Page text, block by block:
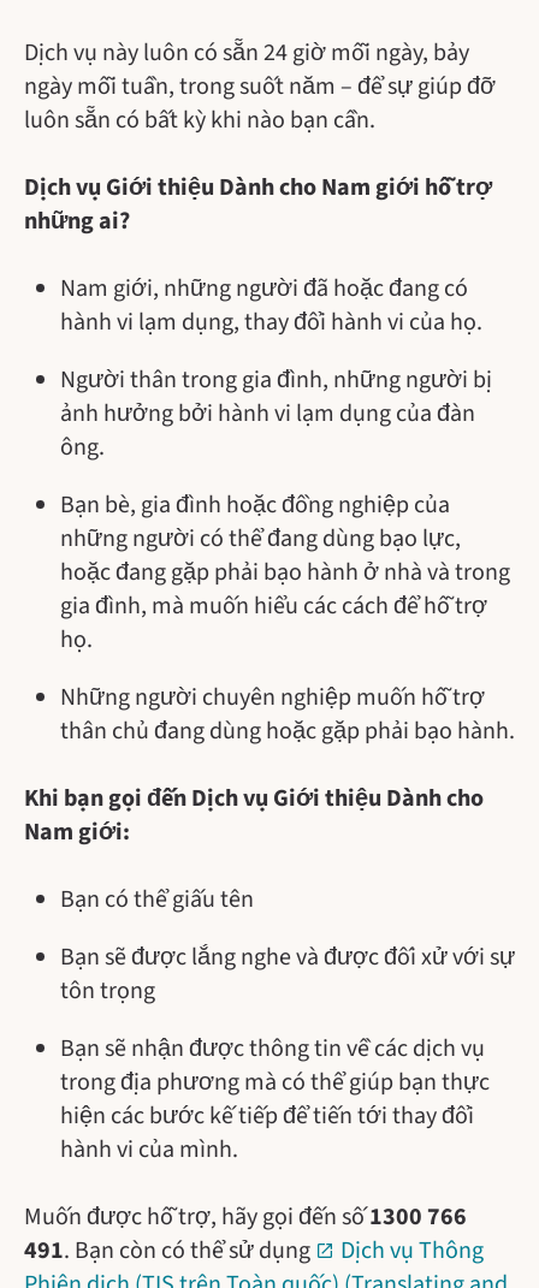
Dịch vụ này luôn có sẵn 24 giờ mỗi ngày, bảy
ngày mỗi tuần, trong suốt năm – để sự giúp đỡ
luôn sẵn có bất kỳ khi nào bạn cần.
Dịch vụ Giới thiệu Dành cho Nam giới hỗ trợ
những ai?
Nam giới, những người đã hoặc đang có
hành vi lạm dụng, thay đổi hành vi của họ.
Người thân trong gia đình, những người bị
ảnh hưởng bởi hành vi lạm dụng của đàn
ông.
Bạn bè, gia đình hoặc đồng nghiệp của
những người có thể đang dùng bạo lực,
hoặc đang gặp phải bạo hành ở nhà và trong
gia đình, mà muốn hiểu các cách để hỗ trợ
họ.
Những người chuyên nghiệp muốn hỗ trợ
thân chủ đang dùng hoặc gặp phải bạo hành.
Khi bạn gọi đến Dịch vụ Giới thiệu Dành cho
Nam giới:
Bạn có thể giấu tên
Bạn sẽ được lắng nghe và được đối xử với sự
tôn trọng
Bạn sẽ nhận được thông tin về các dịch vụ
trong địa phương mà có thể giúp bạn thực
hiện các bước kế tiếp để tiến tới thay đổi
hành vi của mình.
Muốn được hỗ trợ, hãy gọi đến số1300 766
491. Bạn còn có thể sử dụng
Dịch vụ Thông